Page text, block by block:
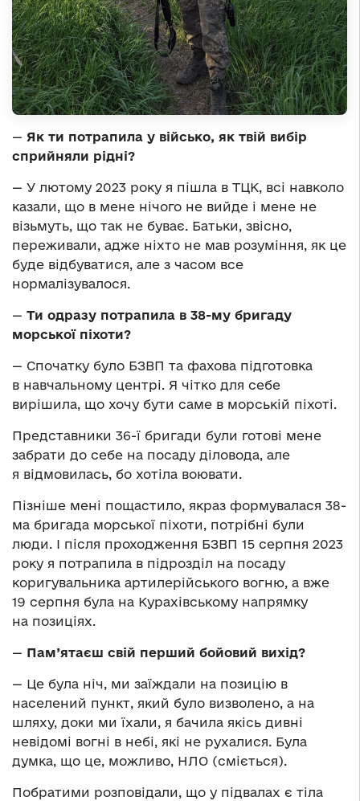
— Як ти потрапила у військо, як твій вибір
сприйняли рідні?
— У лютому 2023 року я пішла в ТЦК, всі навколо
казали, що в мене нічого не вийде і мене не
візьмуть, що так не буває. Батьки, звісно,
переживали, адже ніхто не мав розуміння, як це
буде відбуватися, але з часом все
нормалізувалося.
— Ти одразу потрапила в 38-му бригаду
морської піхоти?
— Спочатку було БЗВП та фахова підготовка
в навчальному центрі. Я чітко для себе
вирішила, що хочу бути саме в морській піхоті.
Представники 36-ї бригади були готові мене
забрати до себе на посаду діловода, але
я відмовилась, бо хотіла воювати.
Пізніше мені пощастило, якраз формувалася 38-
ма бригада морської піхоти, потрібні були
люди. І після проходження БЗВП 15 серпня 2023
року я потрапила в підрозділ на посаду
коригувальника артилерійського вогню, а вже
19 серпня була на Курахівському напрямку
на позиціях.
— Пам’ятаєш свій перший бойовий вихід?
— Це була ніч, ми заїждали на позицію в
населений пункт, який було визволено, а на
шляху, доки ми їхали, я бачила якісь дивні
невідомі вогні в небі, які не рухалися. Була
думка, що це, можливо, НЛО (сміється).
Побратими розповідали, що у підвалах є тіла